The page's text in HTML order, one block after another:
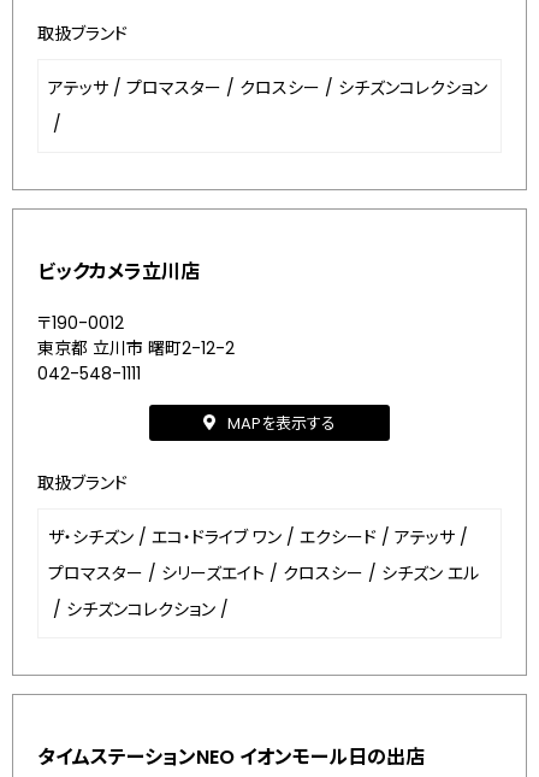
取扱ブランド
アテッサ / プロマスター / クロスシー / シチズンコレクション
/
ビックカメラ立川店
〒190-0012
東京都 立川市 曙町2-12-2
042-548-1111
MAPを表示する
取扱ブランド
ザ・シチズン / エコ・ドライブ ワン / エクシード / アテッサ /
プロマスター / シリーズエイト / クロスシー / シチズン エル
/ シチズンコレクション /
タイムステーションNEO イオンモール日の出店